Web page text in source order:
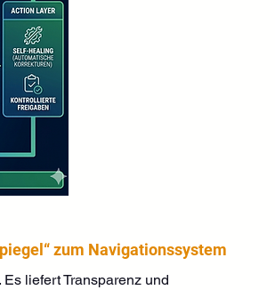
zum Navigationssystem
Es liefert Transparenz und